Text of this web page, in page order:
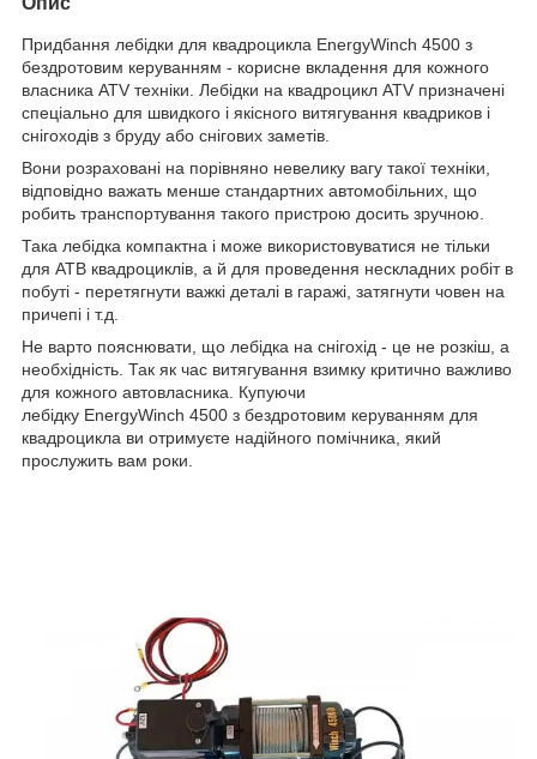
Придбання лебідки для квадроцикла EnergyWinch 4500 з
бездротовим керуванням - корисне вкладення для кожного
власника ATV техніки. Лебідки на квадроцикл ATV призначені
спеціально для швидкого і якісного витягування квадриков і
снігоходів з бруду або снігових заметів.
Вони розраховані на порівняно невелику вагу такої техніки,
відповідно важать менше стандартних автомобільних, що
робить транспортування такого пристрою досить зручною.
Така лебідка компактна і може використовуватися не тільки
для АТВ квадроциклів, а й для проведення нескладних робіт в
побуті - перетягнути важкі деталі в гаражі, затягнути човен на
причепі і т.д.
Не варто пояснювати, що лебідка на снігохід - це не розкіш, а
необхідність. Так як час витягування взимку критично важливо
для кожного автовласника. Купуючи
лебідку EnergyWinch 4500 з бездротовим керуванням для
квадроцикла ви отримуєте надійного помічника, який
прослужить вам роки.